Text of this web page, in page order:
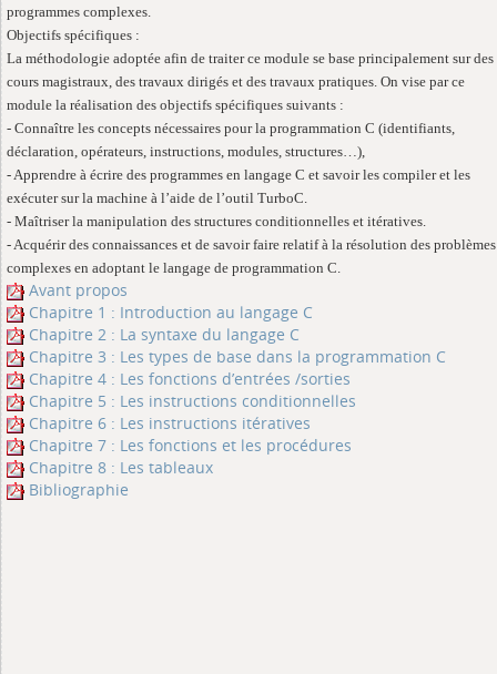
programmes complexes.
Objectifs spécifiques :
La méthodologie adoptée afin de traiter ce module se base principalement sur des
cours magistraux, des travaux dirigés et des travaux pratiques. On vise par ce
module la réalisation des objectifs spécifiques suivants :
- Connaître les concepts nécessaires pour la programmation C (identifiants,
déclaration, opérateurs, instructions, modules, structures…),
- Apprendre à écrire des programmes en langage C et savoir les compiler et les
exécuter sur la machine à l’aide de l’outil TurboC.
- Maîtriser la manipulation des structures conditionnelles et itératives.
- Acquérir des connaissances et de savoir faire relatif à la résolution des problèmes
complexes en adoptant le langage de programmation C.
Avant propos
Chapitre 1 : Introduction au langage C
Chapitre 2 : La syntaxe du langage C
Chapitre 3 : Les types de base dans la programmation C
Chapitre 4 : Les fonctions d’entrées /sorties
Chapitre 5 : Les instructions conditionnelles
Chapitre 6 : Les instructions itératives
Chapitre 7 : Les fonctions et les procédures
Chapitre 8 : Les tableaux
Bibliographie